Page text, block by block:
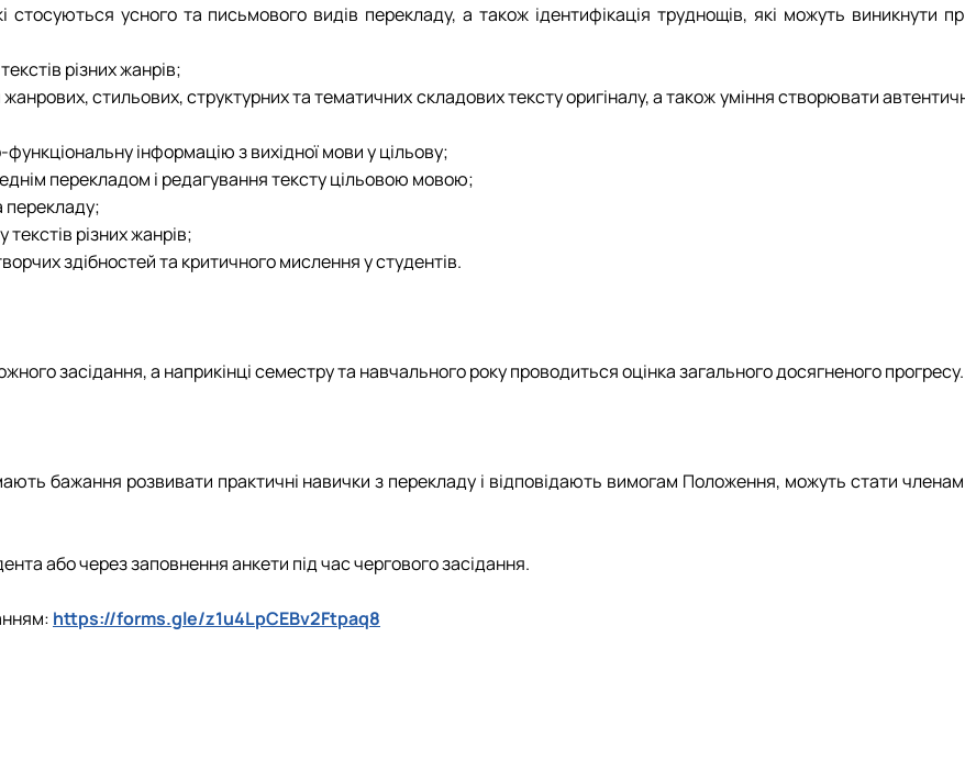
усного та письмового видів перекладу, а також ідентифікація труднощів, які можуть виникнути
різних жанрів;
стильових, структурних та тематичних складових тексту оригіналу, а також уміння створювати
інформацію з вихідної мови у цільову;
перекладом і редагування тексту цільовою мовою;
перекладу;
різних жанрів;
здібностей та критичного мислення у студентів.
засідання, а наприкінці семестру та навчального року проводиться оцінка загального досягненого прогресу.
бажання розвивати практичні навички з перекладу і відповідають вимогам Положення, можуть стати
або через заповнення анкети під час чергового засідання.
https://forms.gle/z1u4LpCEBv2Ftpaq8